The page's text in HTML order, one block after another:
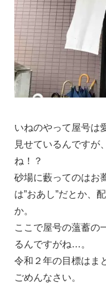
いねのやって屋号は
見せているんですが
ね！？
砂場に藪ってのはお
は”おあし”だとか、
か。
ここで屋号の薀蓄の
るんですがね…。
令和２年の目標はま
ごめんなさい。